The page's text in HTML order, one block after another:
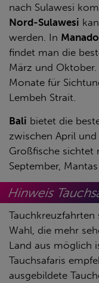
nach Sulawesi
Nord-Sulawesi
werden. In Manado
findet man die
März und
Monate für
Lembeh Strait.
Bali bietet die
zwischen April
Großfische sichtet
September,
Hinweis
Wahl, die mehr
Land aus möglich
Tauchsafaris
ausgebildete